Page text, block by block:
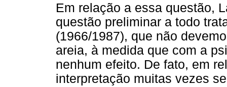
Em relação a essa questão,
questão preliminar a todo
(1966/1987), que não
areia, à medida que com a
nenhum efeito. De fato, em
interpretação muitas vezes